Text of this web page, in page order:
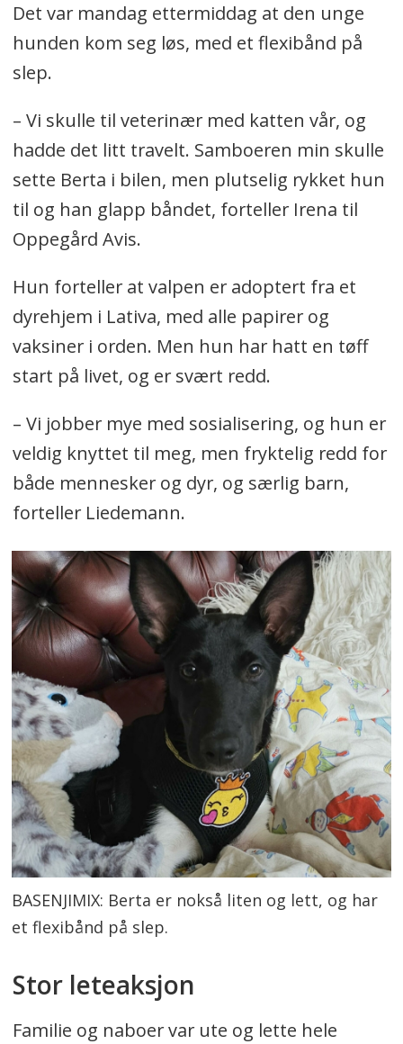
Det var mandag ettermiddag at den unge
hunden kom seg løs, med et flexibånd på
slep.
– Vi skulle til veterinær med katten vår, og
hadde det litt travelt. Samboeren min skulle
sette Berta i bilen, men plutselig rykket hun
til og han glapp båndet, forteller Irena til
Oppegård Avis.
Hun forteller at valpen er adoptert fra et
dyrehjem i Lativa, med alle papirer og
vaksiner i orden. Men hun har hatt en tøff
start på livet, og er svært redd.
– Vi jobber mye med sosialisering, og hun er
veldig knyttet til meg, men fryktelig redd for
både mennesker og dyr, og særlig barn,
forteller Liedemann.
BASENJIMIX: Berta er nokså liten og lett, og har
et flexibånd på slep.
Stor leteaksjon
Familie og naboer var ute og lette hele